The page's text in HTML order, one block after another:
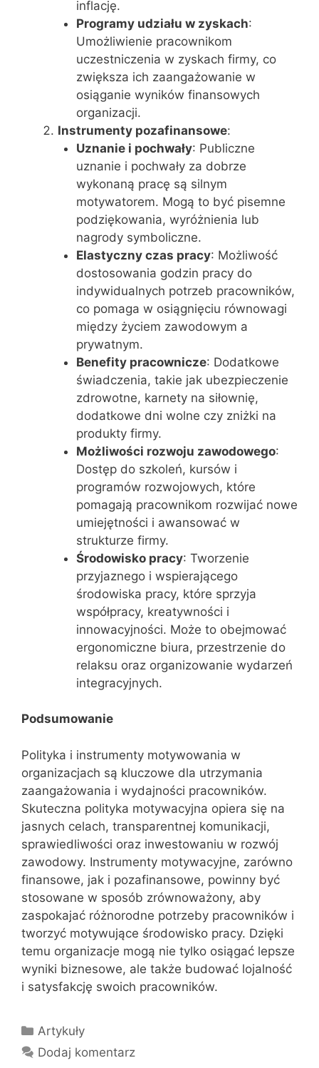
inflację.
Programy udziału w zyskach:
Umożliwienie pracownikom
uczestniczenia w zyskach firmy, co
zwiększa ich zaangażowanie w
osiąganie wyników finansowych
organizacji.
Instrumenty pozafinansowe:
Uznanie i pochwały: Publiczne
uznanie i pochwały za dobrze
wykonaną pracę są silnym
motywatorem. Mogą to być pisemne
podziękowania, wyróżnienia lub
nagrody symboliczne.
Elastyczny czas pracy: Możliwość
dostosowania godzin pracy do
indywidualnych potrzeb pracowników,
co pomaga w osiągnięciu równowagi
między życiem zawodowym a
prywatnym.
Benefity pracownicze: Dodatkowe
świadczenia, takie jak ubezpieczenie
zdrowotne, karnety na siłownię,
dodatkowe dni wolne czy zniżki na
produkty firmy.
Możliwości rozwoju zawodowego:
Dostęp do szkoleń, kursów i
programów rozwojowych, które
pomagają pracownikom rozwijać nowe
umiejętności i awansować w
strukturze firmy.
Środowisko pracy: Tworzenie
przyjaznego i wspierającego
środowiska pracy, które sprzyja
współpracy, kreatywności i
innowacyjności. Może to obejmować
ergonomiczne biura, przestrzenie do
relaksu oraz organizowanie wydarzeń
integracyjnych.
Podsumowanie
Polityka i instrumenty motywowania w
organizacjach są kluczowe dla utrzymania
zaangażowania i wydajności pracowników.
Skuteczna polityka motywacyjna opiera się na
jasnych celach, transparentnej komunikacji,
sprawiedliwości oraz inwestowaniu w rozwój
zawodowy. Instrumenty motywacyjne, zarówno
finansowe, jak i pozafinansowe, powinny być
stosowane w sposób zrównoważony, aby
zaspokajać różnorodne potrzeby pracowników i
tworzyć motywujące środowisko pracy. Dzięki
temu organizacje mogą nie tylko osiągać lepsze
wyniki biznesowe, ale także budować lojalność
i satysfakcję swoich pracowników.
Kategorie
Artykuły
Dodaj komentarz